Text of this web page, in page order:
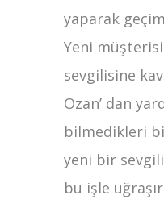
yaparak
Yeni
sevgilisine
Ozan’ dan
bilmedikleri
yeni bir sevgili
bu işle